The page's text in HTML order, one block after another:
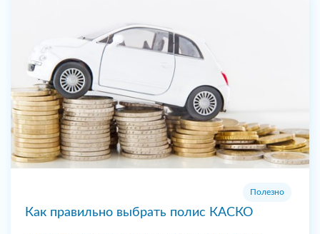
Полезно
Как правильно выбрать полис КАСКО